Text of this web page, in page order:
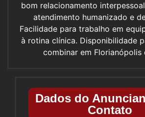
bom relacionamento
atendimento humanizado e
Facilidade para trabalho em
à rotina clínica. Disponibilidade
combinar em Florianópolis
Dados do
Contato